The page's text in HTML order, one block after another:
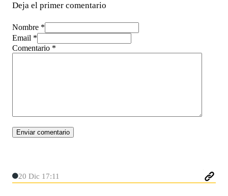
Deja el primer comentario
Nombre *
Email *
Comentario *
20 Dic 17:11